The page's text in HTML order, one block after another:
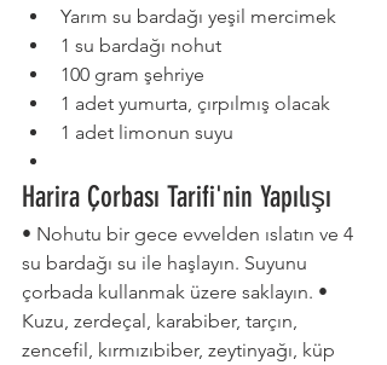
Yarım su bardağı yeşil mercimek
1 su bardağı nohut
100 gram şehriye
1 adet yumurta, çırpılmış olacak
1 adet limonun suyu
Harira Çorbası Tarifi'nin Yapılışı
• Nohutu bir gece evvelden ıslatın ve 4
su bardağı su ile haşlayın. Suyunu
çorbada kullanmak üzere saklayın. •
Kuzu, zerdeçal, karabiber, tarçın,
zencefil, kırmızıbiber, zeytinyağı, küp